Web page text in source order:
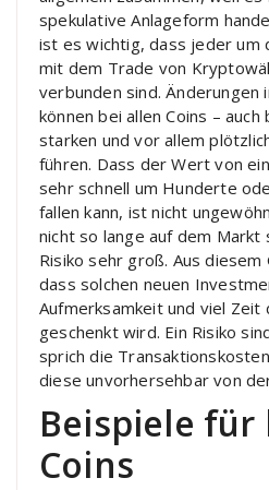
spekulative Anlageform
ist es wichtig, dass jeder um
mit dem Trade von
verbunden sind. Änderungen
können bei allen Coins – auch
starken und vor allem
führen. Dass der Wert von
sehr schnell um Hunderte
fallen kann, ist nicht
nicht so lange auf dem
Risiko sehr groß. Aus
dass solchen neuen
Aufmerksamkeit und viel Zeit
geschenkt wird. Ein Risiko
sprich die
diese unvorhersehbar von
Beispiele für
Coins